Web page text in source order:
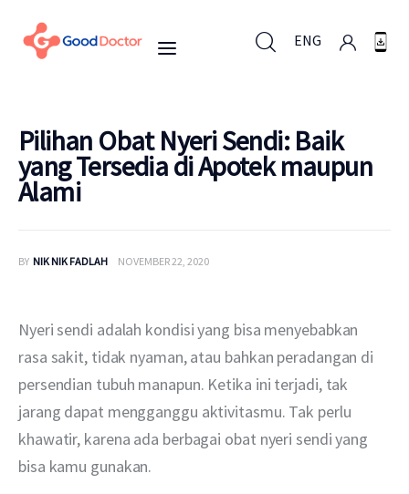
ENG
ENG
Untuk Bisnis
Layanan
Pilihan Obat Nyeri Sendi: Baik
yang Tersedia di Apotek maupun
Alami
BY NIK NIK FADLAH NOVEMBER 22, 2020
Nyeri sendi adalah kondisi yang bisa menyebabkan
rasa sakit, tidak nyaman, atau bahkan peradangan di
persendian tubuh manapun. Ketika ini terjadi, tak
jarang dapat mengganggu aktivitasmu. Tak perlu
khawatir, karena ada berbagai obat nyeri sendi yang
bisa kamu gunakan.